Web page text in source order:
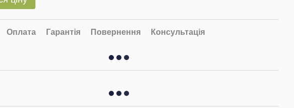
Оплата Гарантія Повернення Консультація